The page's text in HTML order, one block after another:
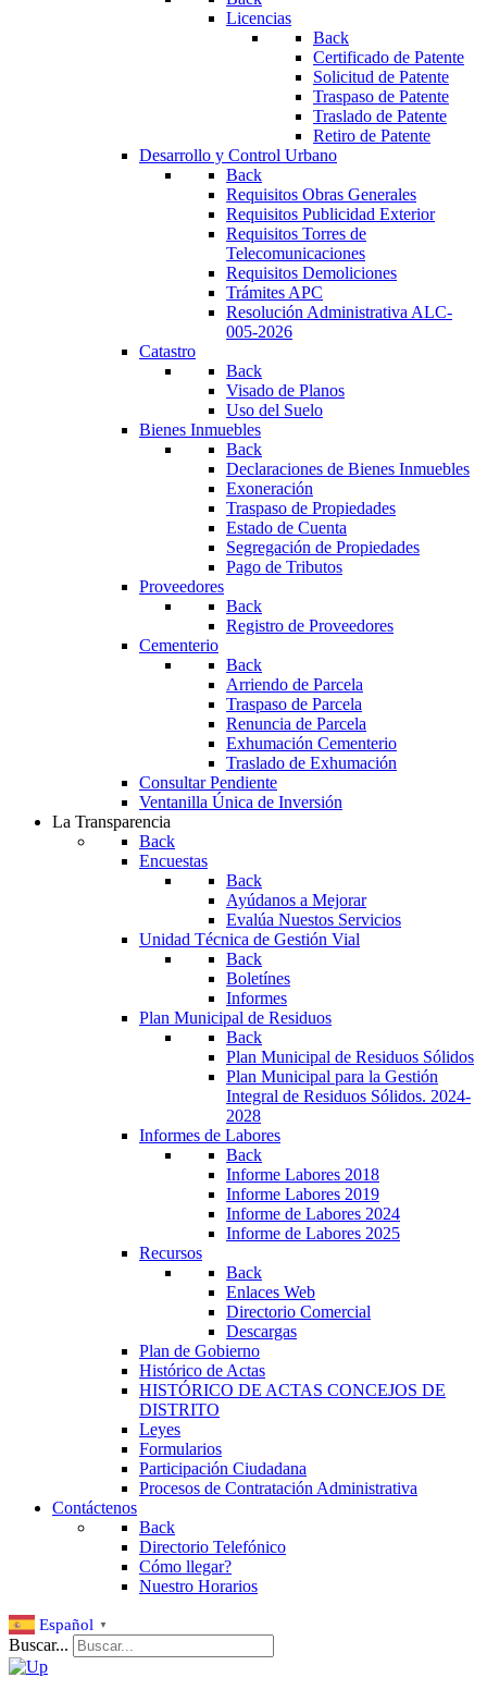
Licencias
Back
Certificado de Patente
Solicitud de Patente
Traspaso de Patente
Traslado de Patente
Retiro de Patente
Desarrollo y Control Urbano
Back
Requisitos Obras Generales
Requisitos Publicidad Exterior
Requisitos Torres de
Telecomunicaciones
Requisitos Demoliciones
Trámites APC
Resolución Administrativa ALC-
005-2026
Catastro
Back
Visado de Planos
Uso del Suelo
Bienes Inmuebles
Back
Declaraciones de Bienes Inmuebles
Exoneración
Traspaso de Propiedades
Estado de Cuenta
Segregación de Propiedades
Pago de Tributos
Proveedores
Back
Registro de Proveedores
Cementerio
Back
Arriendo de Parcela
Traspaso de Parcela
Renuncia de Parcela
Exhumación Cementerio
Traslado de Exhumación
Consultar Pendiente
Ventanilla Única de Inversión
La Transparencia
Back
Encuestas
Back
Ayúdanos a Mejorar
Evalúa Nuestos Servicios
Unidad Técnica de Gestión Vial
Back
Boletínes
Informes
Plan Municipal de Residuos
Back
Plan Municipal de Residuos Sólidos
Plan Municipal para la Gestión
Integral de Residuos Sólidos. 2024-
2028
Informes de Labores
Back
Informe Labores 2018
Informe Labores 2019
Informe de Labores 2024
Informe de Labores 2025
Recursos
Back
Enlaces Web
Directorio Comercial
Descargas
Plan de Gobierno
Histórico de Actas
HISTÓRICO DE ACTAS CONCEJOS DE
DISTRITO
Leyes
Formularios
Participación Ciudadana
Procesos de Contratación Administrativa
Contáctenos
Back
Directorio Telefónico
Cómo llegar?
Nuestro Horarios
Español ▼
Buscar...